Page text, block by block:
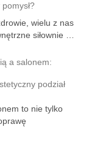
wielu z nas
siłownie …
a salonem:
podział
to nie tylko